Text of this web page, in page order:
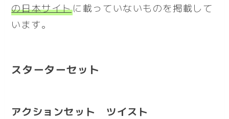
の日本サイトに載っていないものを掲載して
います。
スターターセット
アクションセット ツイスト